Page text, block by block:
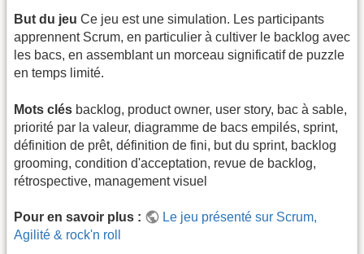
But du jeu Ce jeu est une simulation. Les participants
apprennent Scrum, en particulier à cultiver le backlog avec
les bacs, en assemblant un morceau significatif de puzzle
en temps limité.
Mots clés backlog, product owner, user story, bac à sable,
priorité par la valeur, diagramme de bacs empilés, sprint,
définition de prêt, définition de fini, but du sprint, backlog
grooming, condition d'acceptation, revue de backlog,
rétrospective, management visuel
Pour en savoir plus :
Le jeu présenté sur Scrum,
Agilité & rock'n roll